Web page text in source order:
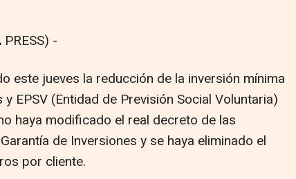
-
este jueves la reducción de la inversión mínima
EPSV (Entidad de Previsión Social Voluntaria)
haya modificado el real decreto de las
de Inversiones y se haya eliminado el
por cliente.